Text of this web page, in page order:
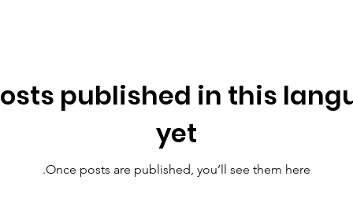
published in this
yet
Once posts are published, you’ll see them here.